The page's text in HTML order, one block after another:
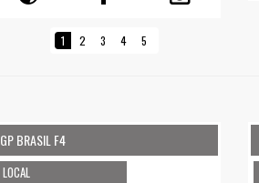
1 2 3 4 5
GP BRASIL F4
LOCAL